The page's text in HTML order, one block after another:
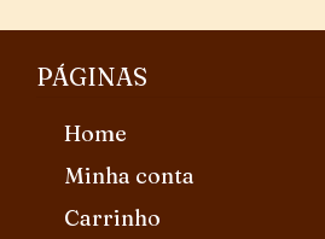
PÁGINAS
Home
Minha conta
Carrinho